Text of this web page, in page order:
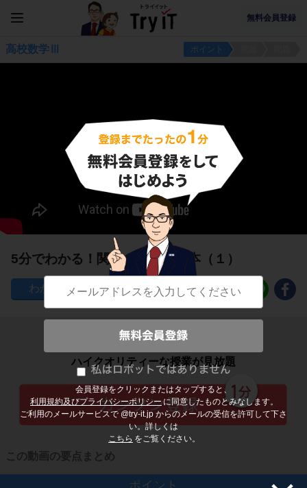
無料会員登録
会員登録をクリックまたはタップすると、
利用規約及びプライバシーポリシー に同意したものとみなします。
ご利用のメールサービスで @try-it.jp からのメールの受信を許可して下さ
い。詳しくは
こちら をご覧ください。
高校数学Ⅲ ポイント
5分でわかる！関数の極限の基本（１）
228
子どもの勉強から大人の学び直しまで
ハイクオリティーな授業が見放題
この動画の要点まとめ